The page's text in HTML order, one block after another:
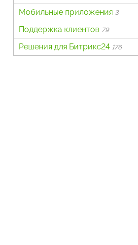
Мобильные приложения 3
Поддержка клиентов 79
Решения для Битрикс24 176